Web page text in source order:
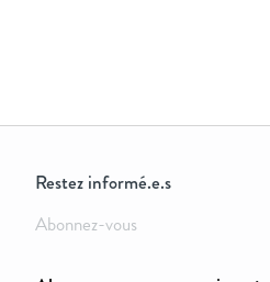
Restez informé.e.s
Abonnez-vous